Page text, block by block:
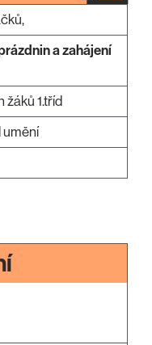
a zahájení
žáků 1.tříd
umění